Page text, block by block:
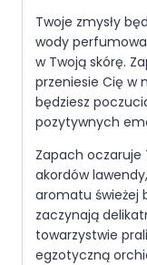
Twoje zmysły
wody
w Twoją skórę.
przeniesie Cię w
będziesz
pozytywnych
Zapach oczaruje
akordów
aromatu świeżej
zaczynają
towarzystwie
egzotyczną